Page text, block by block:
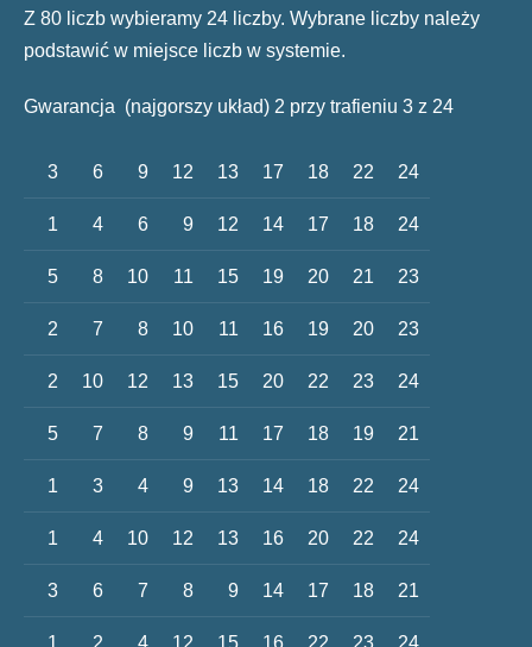
Z 80 liczb wybieramy 24 liczby. Wybrane liczby należy
podstawić w miejsce liczb w systemie.
Gwarancja (najgorszy układ) 2 przy trafieniu 3 z 24
3 6 9 12 13 17 18 22 24
1 4 6 9 12 14 17 18 24
5 8 10 11 15 19 20 21 23
2 7 8 10 11 16 19 20 23
2 10 12 13 15 20 22 23 24
5 7 8 9 11 17 18 19 21
1 3 4 9 13 14 18 22 24
1 4 10 12 13 16 20 22 24
3 6 7 8 9 14 17 18 21